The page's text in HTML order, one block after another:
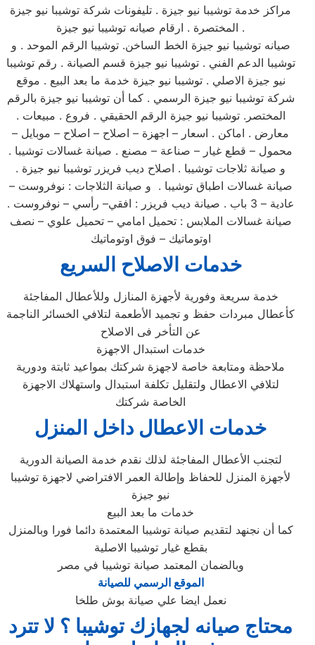
مراكز خدمة توشيبا نيو جيزة . تليفونات شركة توشيبا نيو جيزة
المختصرة . ارقام صيانه توشيبا نيو جيزة .
صيانه توشيبا نيو جيزة الخط الساخن. توشيبا الرقم الموحد . و
توشيبا الدعم الفني . توشيبا نيو جيزة قسم الصيانة . رقم توشيبا
نيو جيزة الاصلي . توشيبا نيو جيزة خدمة ما بعد البيع . موقع
شركة توشيبا نيو جيزة الرسمي . كما أن توشيبا نيو جيزة بالرقم
المختصر. توشيبا نيو جيزة الرقم الحقيقي . فروع . مبيعات .
معارض . اماكن . اسعار – اجهزة – اصلاح – اصلاح – موبايل –
محمول – قطع غيار – صناعة – مصنع . صيانة غسالات توشيبا .
و صيانة ثلاجات توشيبا . اصلاح ديب فريزر توشيبا نيو جيزة .
صيانة غسالات اطباق توشيبا . و صيانة الثلاجات : نوفروست –
عادية – 3 باب . صيانة ديب فريزر : افقي– رأسي – نوفروست .
صيانة غسالات الملابس : تحميل امامي – تحميل علوي – نصف
اوتوماتيك – فوق اوتوماتيك
خدمات الاصلاح السريع
خدمة سريعة وفورية لأجهزة المنازل وللأعطال المفاجئة
كأعطال مبردات حفظ و تجميد الأطعمة لتلافي الخسائر الناجمة
عن التأخر فى الاصلاح
خدمات استبدال الاجهزة
ملاحظة ومتابعة خاصة لاجهزة شركتك بمواعيد ثابتة ودورية
لتلافي الاعطال ولتقليل تكلفة استبدال واستهلاك الاجهزة
الخاصة شركتك
خدمات الاعطال داخل المنزل
لتجنب الأعطال المفاجئة لذلك نقدم خدمة الصيانة الدورية
لأجهزة المنزل للحفاظ وإطالة العمر الافتراضي لاجهزة توشيبا
نيو جيزة
خدمات ما بعد البيع
كما أن نجنهد لتقديم صيانة توشيبا المعتمدة دائما فورا وبالمنزل
بقطع غيار توشيبا الاصلية
وبالضمان المعتمد صيانة توشيبا في مصر
الموقع الرسمي للصيانة
نعمل ايضا علي صيانة بوش طلخا
محتاج صيانه لجهازك توشيبا ؟ لا تترد